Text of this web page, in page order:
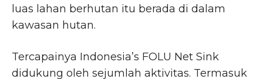
luas lahan berhutan itu berada di dalam
kawasan hutan.
Tercapainya Indonesia’s FOLU Net Sink
didukung oleh sejumlah aktivitas. Termasuk